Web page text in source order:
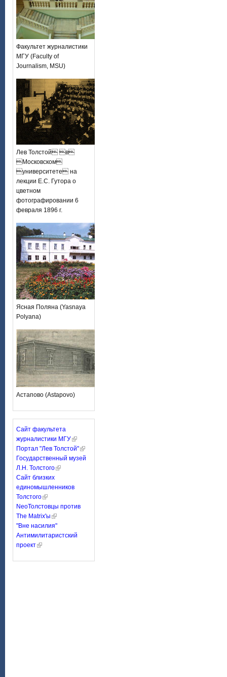
Факультет журналистики
МГУ (Faculty of
Journalism, MSU)
Лев Толстой в
Московском
университете на
лекции Е.С. Гутора о
цветном
фотографировании 6
февраля 1896 г.
Ясная Поляна (Yasnaya
Polyana)
Астапово (Astapovo)
Сайт факультета
журналистики МГУ
Портал "Лев Толстой"
Государственный музей
Л.Н. Толстого
Сайт близких
единомышленников
Толстого
NeoТолстовцы против
The Matrix'ы
"Вне насилия"
Антимилитаристский
проект